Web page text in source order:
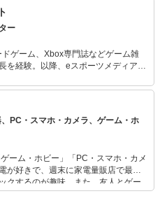
ー
ゲーム、Xbox専門誌などゲーム雑
を経験。以降、eスポーツメディアの
（編集長）、レトロゲームメディア
がける。ゲーム業界歴約40年。
PC・スマホ・カメラ、ゲーム・ホ
ゲーム・ホビー」「PC・スマホ・カメ
が好きで、週末に家電量販店で最新
クするのが趣味。また、友人とゲー
作タイトルやイベント情報もいち早